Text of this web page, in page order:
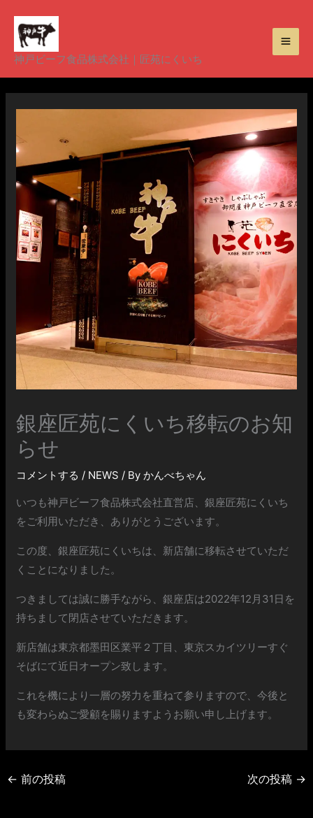
神戸ビーフ食品株式会社｜匠苑にくいち
銀座匠苑にくいち移転のお知
らせ
コメントする / NEWS / Byかんべちゃん
いつも神戸ビーフ食品株式会社直営店、銀座匠苑にくいち
をご利用いただき、ありがとうございます。
この度、銀座匠苑にくいちは、新店舗に移転させていただ
くことになりました。
つきましては誠に勝手ながら、銀座店は2022年12月31日を
持ちまして閉店させていただきます。
新店舗は東京都墨田区業平２丁目、東京スカイツリーすぐ
そばにて近日オープン致します。
これを機により一層の努力を重ねて参りますので、今後と
も変わらぬご愛顧を賜りますようお願い申し上げます。
← 前の投稿 次の投稿 →